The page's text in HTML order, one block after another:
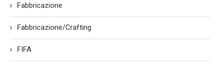
Fabbricazione
Fabbricazione/Crafting
FIFA